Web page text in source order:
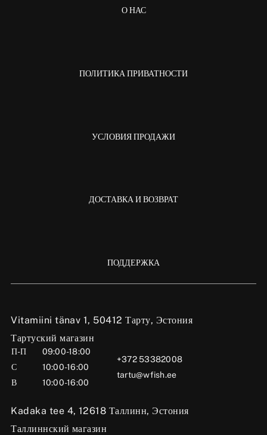
Vitamiini tänav 1, 50412 Тарту, Эстония
Тартуский магазин
П-П
09:00-18:00
С
10:00-16:00
В
10:00-16:00
+372 53382008
tartu@wfish.ee
Kadaka tee 4, 12618 Таллинн, Эстония
Таллиннский магазин
О НАС
ПОЛИТИКА ПРИВАТНОСТИ
УСЛОВИЯ ПРОДАЖИ
ДОСТАВКА И ВОЗВРАТ
ПОДДЕРЖКА